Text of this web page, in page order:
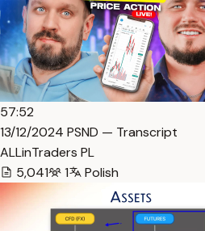
57:52
13/12/2024 PSND — Transcript
ALLinTraders PL
5,041
1 Polish